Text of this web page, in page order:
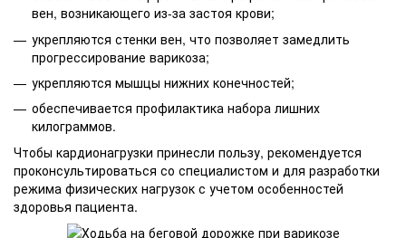
вен, возникающего из-за застоя крови;
укрепляются стенки вен, что позволяет замедлить
прогрессирование варикоза;
укрепляются мышцы нижних конечностей;
обеспечивается профилактика набора лишних
килограммов.
Чтобы кардионагрузки принесли пользу, рекомендуется
проконсультироваться со специалистом и для разработки
режима физических нагрузок с учетом особенностей
здоровья пациента.